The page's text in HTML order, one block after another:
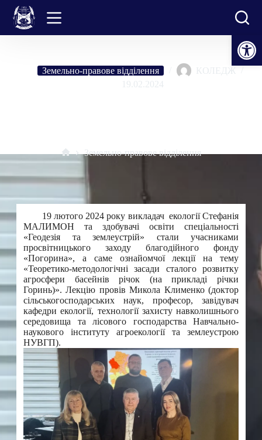
Відкрити Панель інструментів
Перейти
вмісту
Земельно-правове відділення
КОЛЕДЖ
19.02.2024
Головна
Земельно-правове відділення
19 лютого 2024 року викладач екології Стефанія
МАЛИМОН та здобувачі освіти спеціальності
«Геодезія та землеустрій» стали учасниками
просвітницького заходу благодійного фонду
«Погорина», а саме ознайомчої лекції на тему
«Теоретико-методологічні засади сталого розвитку
агросфери басейнів річок (на прикладі річки
Горинь)». Лекцію провів Микола Клименко (доктор
сільськогосподарських наук, професор, завідувач
кафедри екології, технології захисту навколишнього
середовища та лісового господарства Навчально-
наукового інституту агроекології та землеустрою
НУВГП).